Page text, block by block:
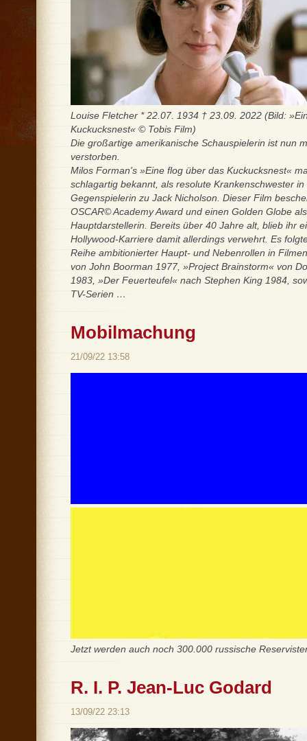
Louise Fletcher * 22.07. 1934 † 23.09. 2022 (Bild:
Kuckucksnest« © Tobis Film)
Die großartige amerikanische Schauspielerin ist nun
verstorben.
Milos Forman's »Eine flog über das Kuckucksnest«
schlagartig bekannt, als resolute Krankenschwester
Gegenspielerin zu Jack Nicholson. Dieser Film
OSCAR© Academy Award und einen Golden Globe
Hauptdarstellerin. Bereits über 40 Jahre alt, blieb ihr
Hollywood-Karriere damit allerdings verwehrt. Es
Reihe ambitionierter Haupt- und Nebenrollen in
von John Boorman 1977, »Project Brainstorm« von
1983, »Der Feuerteufel« nach Stephen King 1984,
TV-Serien …
Mobilmachung
21/09/22 13:58
Jetzt werden auch noch 300.000 russische
R. I. P. Jean-Luc Godard
13/09/22 23:13